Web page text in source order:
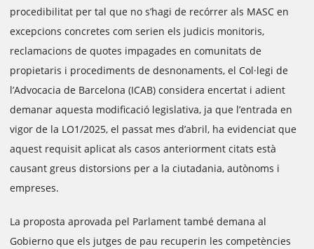
procedibilitat per tal que no s’hagi de recórrer als MASC en
excepcions concretes com serien els judicis monitoris,
reclamacions de quotes impagades en comunitats de
propietaris i procediments de desnonaments, el Col·legi de
l’Advocacia de Barcelona (ICAB) considera encertat i adient
demanar aquesta modificació legislativa, ja que l’entrada en
vigor de la LO1/2025, el passat mes d’abril, ha evidenciat que
aquest requisit aplicat als casos anteriorment citats està
causant greus distorsions per a la ciutadania, autònoms i
empreses.
La proposta aprovada pel Parlament també demana al
Gobierno que els jutges de pau recuperin les competències